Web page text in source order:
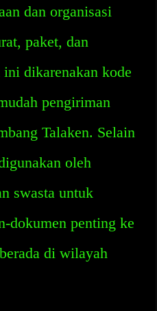
dan organisasi
paket, dan
dikarenakan kode
pengiriman
Talaken. Selain
oleh
swasta untuk
dokumen penting ke
di wilayah